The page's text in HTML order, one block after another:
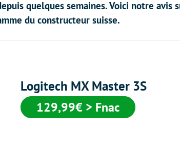
quelques semaines. Voici notre avis
du constructeur suisse.
Logitech MX Master 3S
129,99€ > Fnac